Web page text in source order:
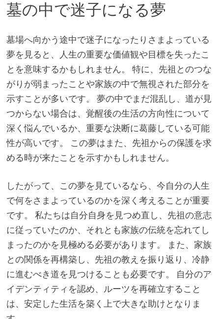
墓の中で迷子になる夢
墓場へ向かう途中で迷子になったりさまよっている
夢を見ると、人生の重要な価値観や目標を失ったこ
とを意味するかもしれません。 特に、先祖とのつな
がりが弱まったことや家族の中で無視された部分を
示すことが多いです。 夢の中でまだ混乱し、道が見
つからない場合は、覚醒後の生活の方向性について
深く悩んでいるか、重要な決断に葛藤している可能
性が高いです。 この夢はまた、先祖からの保護を求
める時が来たことを示すかもしれません。
したがって、この夢を見ているなら、今自分の人生
で何をさまよっているのかを深く考えることが重要
です。 私たちは自分自身を見つめ直し、先祖の意志
に従っていたのか、それとも家族の伝統を忘れてし
まったのかを見極める必要があります。 また、家族
との関係を再構築し、先祖の教えを振り返り、冷静
に進むべき道を見つけることも必要です。 自分のア
イデンティティを認め、ルーツを再確立すること
は、安定した生活を築く上で大きな助けとなりま